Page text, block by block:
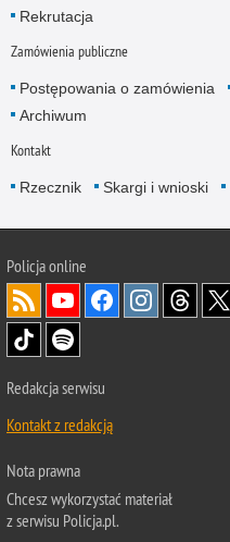
Rekrutacja
Zamówienia publiczne
Postępowania o zamówienia
Archiwum
Kontakt
Rzecznik Skargi i wnioski
Policjaonline
Redakcja serwisu
Kontakt z redakcją
Nota prawna
Chcesz wykorzystać materiał
z serwisu Policja.pl.